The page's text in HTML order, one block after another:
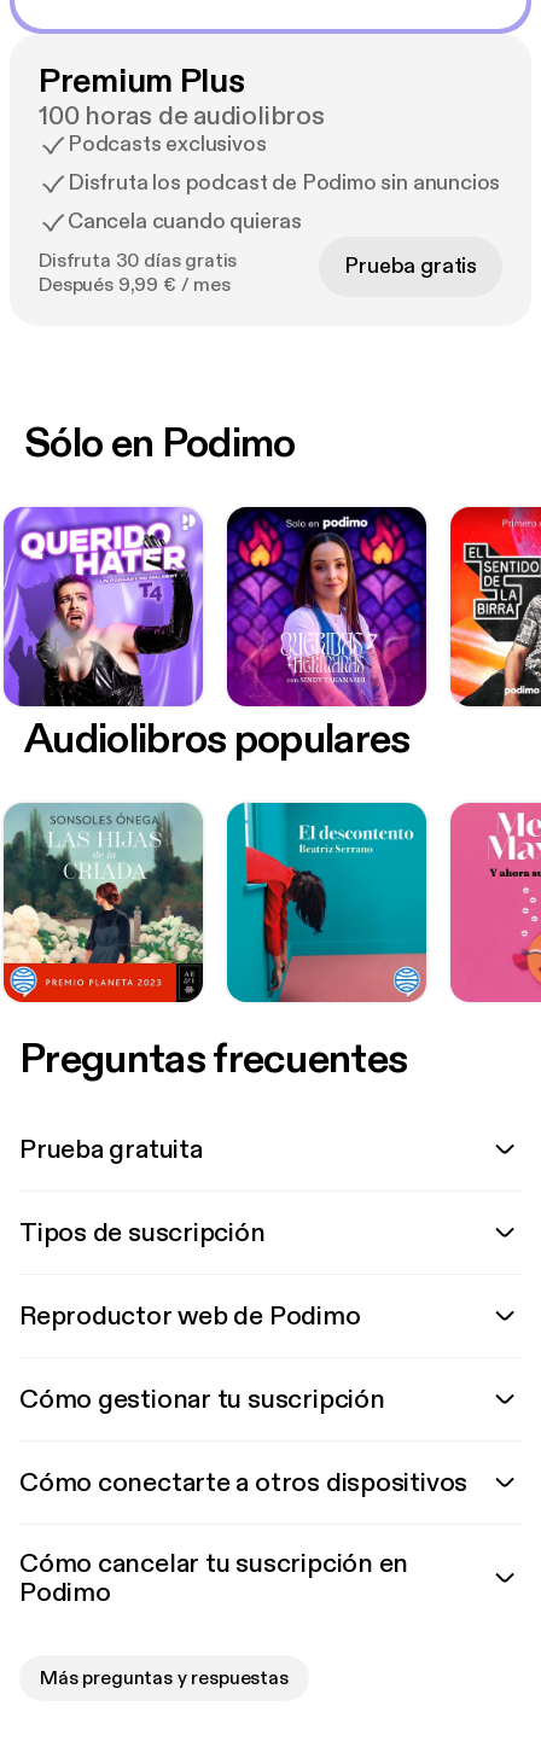
Premium Plus
100 horas de audiolibros
Podcasts exclusivos
Disfruta los podcast de Podimo sin anuncios
Cancela cuando quieras
Disfruta 30 días gratis
Después 9,99 € / mes
Prueba gratis
Sólo en Podimo
Audiolibros populares
Preguntas frecuentes
Prueba gratuita
Tipos de suscripción
Reproductor web de Podimo
Cómo gestionar tu suscripción
Cómo conectarte a otros dispositivos
Cómo cancelar tu suscripción en
Podimo
Más preguntas y respuestas